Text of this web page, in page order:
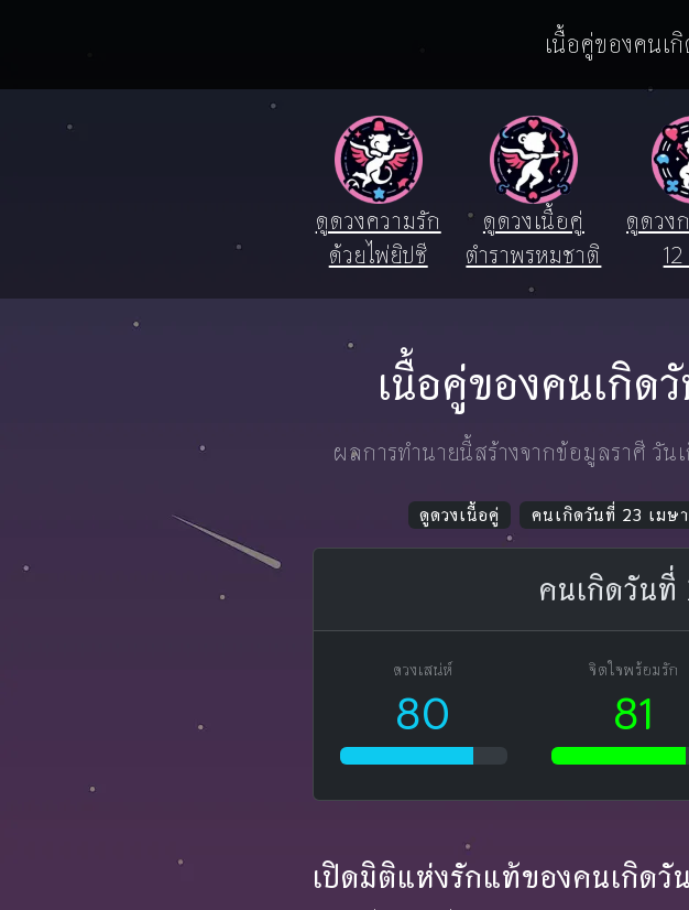
เนื้อคู่ของคนเ
ดูดวงความรัก
ด้วยไพ่ยิปซี
ดูดวงเนื้อคู่
ตำราพรหมชาติ
ดูดวง
เนื้อคู่ของคนเกิด
ผลการทำนายนี้สร้างจากข้อมูลราศี วั
ดูดวงเนื้อคู่ คนเกิดวันที่ 23 เมษ
คนเกิดวันที่
ดวงเสน่ห์
80
จิตใจพร้อมรัก
81
เปิดมิติแห่งรักแท้ของคนเกิดวั